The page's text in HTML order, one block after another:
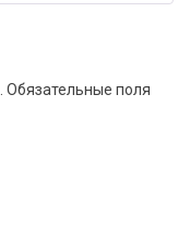
Обязательные поля